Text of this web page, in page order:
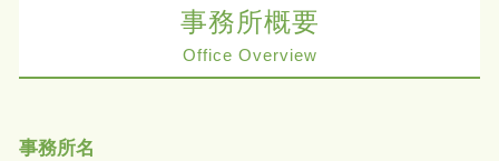
事務所概要
Office Overview
事務所名